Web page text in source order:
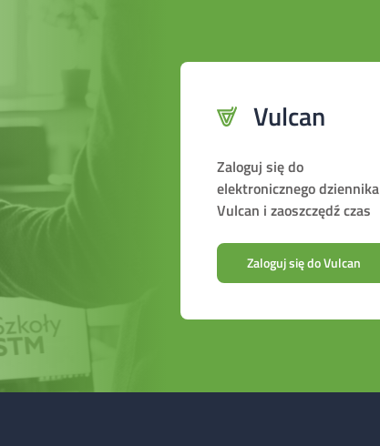
Vulcan
Zaloguj się do
elektronicznego dziennika
Vulcan i zaoszczędź czas
Zaloguj się do Vulcan